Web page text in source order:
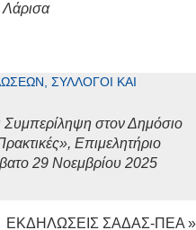
ΣΎΛΛΟΓΟΙ ΚΑΙ
Συμπερίληψη στον Δημόσιο
Επιμελητήριο
29 Νοεμβρίου 2025
ΕΚΔΗΛΩΣΕΙΣ ΣΑΔΑΣ-ΠΕΑ »